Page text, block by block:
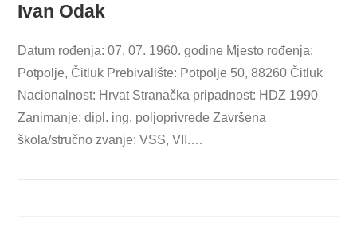
Ivan Odak
Datum rođenja: 07. 07. 1960. godine Mjesto rođenja:
Potpolje, Čitluk Prebivalište: Potpolje 50, 88260 Čitluk
Nacionalnost: Hrvat Stranačka pripadnost: HDZ 1990
Zanimanje: dipl. ing. poljoprivrede Završena
škola/stručno zvanje: VSS, VII.…